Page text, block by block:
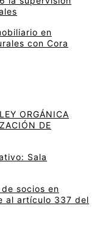
en
con Cora
ORGÁNICA
DE
Sala
socios en
al artículo 337 del